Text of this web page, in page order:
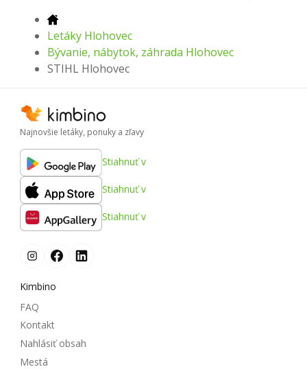
Letáky Hlohovec
Bývanie, nábytok, záhrada Hlohovec
STIHL Hlohovec
Najnovšie letáky, ponuky a zľavy
Stiahnuť v
Stiahnuť v
Stiahnuť v
Kimbino
FAQ
Kontakt
Nahlásiť obsah
Mestá